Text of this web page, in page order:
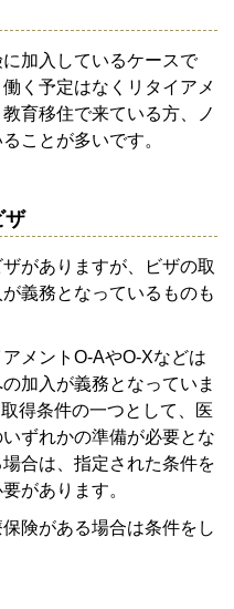
加入しているケースで
く予定はなくリタイアメ
育移住で来ている方、ノ
ことが多いです。
ザ
がありますが、ビザの取
義務となっているものも
メントO-AやO-Xなどは
加入が義務となっていま
得条件の一つとして、医
ずれかの準備が必要とな
合は、指定された条件を
があります。
険がある場合は条件をし